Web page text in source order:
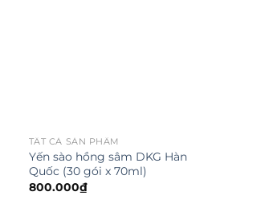
TẤT CẢ SẢN PHẨM
Yến sào hồng sâm DKG Hàn
Quốc (30 gói x 70ml)
800.000₫